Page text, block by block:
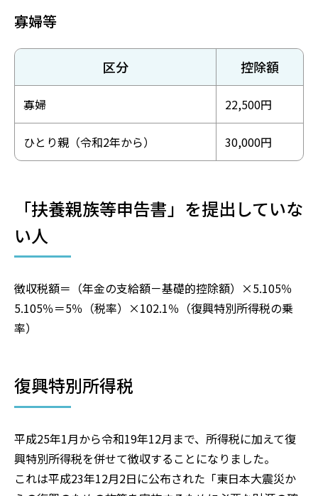
寡婦等
区分 控除額
寡婦 22,500円
ひとり親（令和2年から） 30,000円
「扶養親族等申告書」を提出していな
い人
徴収税額＝（年金の支給額－基礎的控除額）×5.105％
5.105％＝5％（税率）×102.1％（復興特別所得税の乗
率）
復興特別所得税
平成25年1月から令和19年12月まで、所得税に加えて復
興特別所得税を併せて徴収することになりました。
これは平成23年12月2日に公布された「東日本大震災か